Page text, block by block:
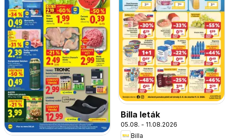
Billa leták
05.08. - 11.08.2026
Billa